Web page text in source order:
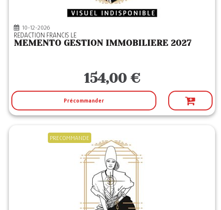
10-12-2026
REDACTION FRANCIS LE
MEMENTO GESTION IMMOBILIERE 2027
154,00 €
Précommander
PRECOMMANDE